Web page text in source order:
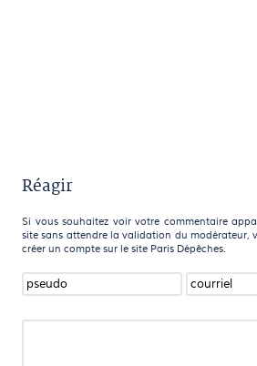
Réagir
Si vous souhaitez voir votre commentaire
site sans attendre la validation du modérateur,
créer un compte sur le site Paris Dépêches.